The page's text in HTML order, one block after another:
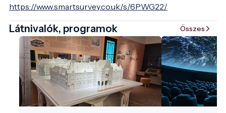
https://www.smartsurvey.co.uk/s/6PWG22/
Látnivalók, programok Összes